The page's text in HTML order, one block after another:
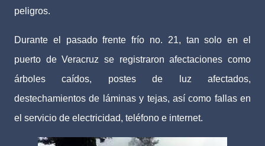
peligros.
Durante el pasado frente frío no. 21, tan solo en el
puerto de Veracruz se registraron afectaciones como
árboles caídos, postes de luz afectados,
destechamientos de láminas y tejas, así como fallas en
el servicio de electricidad, teléfono e internet.